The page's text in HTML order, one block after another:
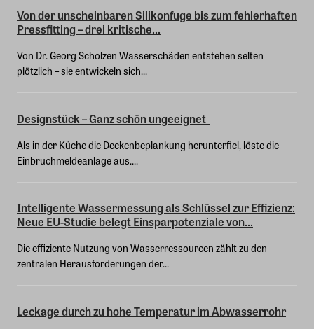
Von der unscheinbaren Silikonfuge bis zum fehlerhaften
Pressfitting – drei kritische...
Von Dr. Georg Scholzen Wasserschäden entstehen selten
plötzlich – sie entwickeln sich...
Designstück – Ganz schön ungeeignet
Als in der Küche die Deckenbeplankung herunterfiel, löste die
Einbruchmeldeanlage aus....
Intelligente Wassermessung als Schlüssel zur Effizienz:
Neue EU-Studie belegt Einsparpotenziale von...
Die effiziente Nutzung von Wasserressourcen zählt zu den
zentralen Herausforderungen der...
Leckage durch zu hohe Temperatur im Abwasserrohr